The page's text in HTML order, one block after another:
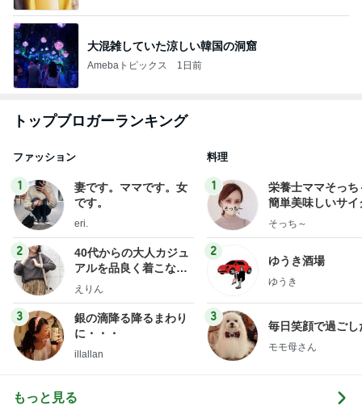
大混雑していた涼しい韓国の洞窟
Amebaトピックス 1日前
トップブロガーランキング
ファッション
1
妻です。ママです。女
です。
eri.
2
40代からの大人カジュ
アルを品良く着こなす
ファッションブログ
えりん
3
銀の滴降る降るまわり
に・・・
illallan
料理
1
栄養士ママそっち
簡単美味しいサイ
献立
そっち～
2
ゆうき酒場
ゆうき
3
毎日笑顔で過ごし
モモ母さん
もっと見る